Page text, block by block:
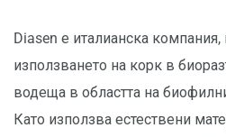
Diasen е италианска компания,
използването на корк в
водеща в областта на
Като използва естествени